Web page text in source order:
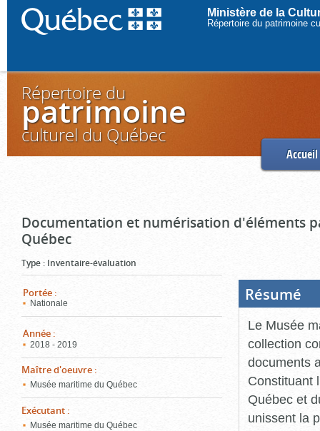
Ministère de la
Répertoire du patrimoine
Répertoire du
patrimoine
culturel du Québec
Accueil
Documentation et numérisation d'éléments
Québec
Type : Inventaire-évaluation
Portée :
Nationale
Année :
2018 - 2019
Maître d'oeuvre :
Musée maritime du Québec
Exécutant :
Musée maritime du Québec
Résumé
Le Musée
collection
documents
Constituant
Québec et
unissent la